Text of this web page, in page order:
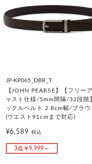
JP-KP065_DBR_T
【JOHN PEARSE】【フリー
ャスト仕様/5mm間隔/32段階
ックルベルト 2.8cm幅/ブラウ
(ウエスト91cmまで対応)
¥6,589税込
3点￥9,999～